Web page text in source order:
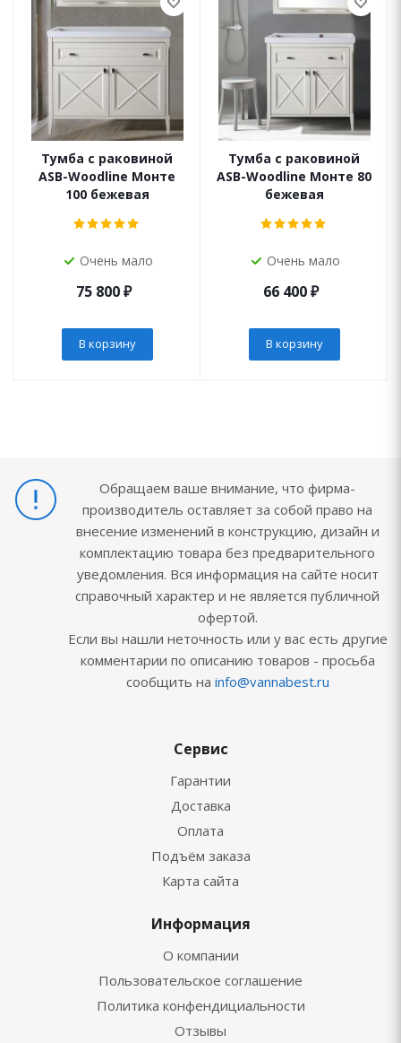
Тумба с раковиной
ASB-Woodline Монте
100 бежевая
Очень мало
75 800₽
В корзину
Тумба с раковиной
ASB-Woodline Монте 80
бежевая
Очень мало
66 400₽
В корзину
Обращаем ваше внимание, что фирма-
производитель оставляет за собой право на
внесение изменений в конструкцию, дизайн и
комплектацию товара без предварительного
уведомления. Вся информация на сайте носит
справочный характер и не является публичной
офертой.
Если вы нашли неточность или у вас есть другие
комментарии по описанию товаров - просьба
сообщить на info@vannabest.ru
Сервис
Гарантии
Доставка
Оплата
Подъём заказа
Карта сайта
Информация
О компании
Пользовательское соглашение
Политика конфендициальности
Отзывы